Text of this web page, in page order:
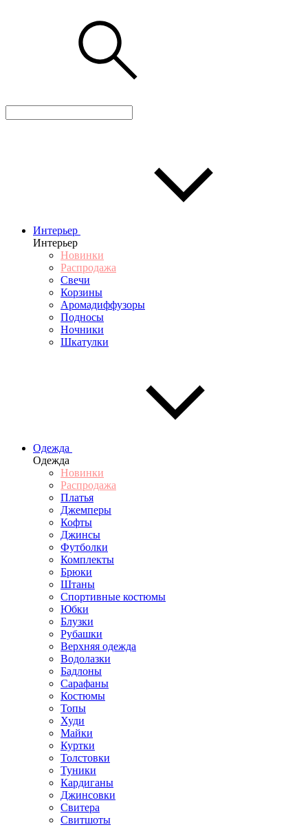
Интерьер
Интерьер
Новинки
Распродажа
Свечи
Корзины
Аромадиффузоры
Подносы
Ночники
Шкатулки
Одежда
Одежда
Новинки
Распродажа
Платья
Джемперы
Кофты
Джинсы
Футболки
Комплекты
Брюки
Штаны
Спортивные костюмы
Юбки
Блузки
Рубашки
Верхняя одежда
Водолазки
Бадлоны
Сарафаны
Костюмы
Топы
Худи
Майки
Куртки
Толстовки
Туники
Кардиганы
Джинсовки
Свитера
Свитшоты